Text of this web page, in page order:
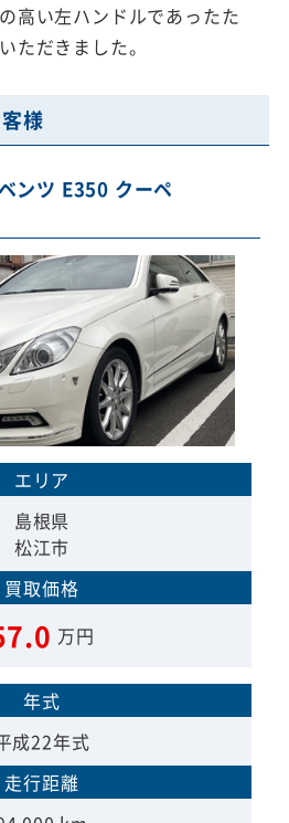
高い左ハンドルであったた
ただきました。
様
ンツ E350 クーペ
エリア
島根県
松江市
買取価格
万円
年式
成22年式
走行距離